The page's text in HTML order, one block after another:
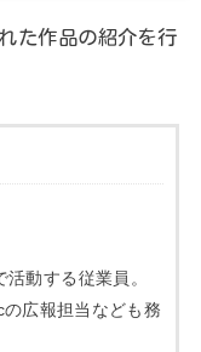
た作品の紹介を行
動する従業員。
広報担当なども務